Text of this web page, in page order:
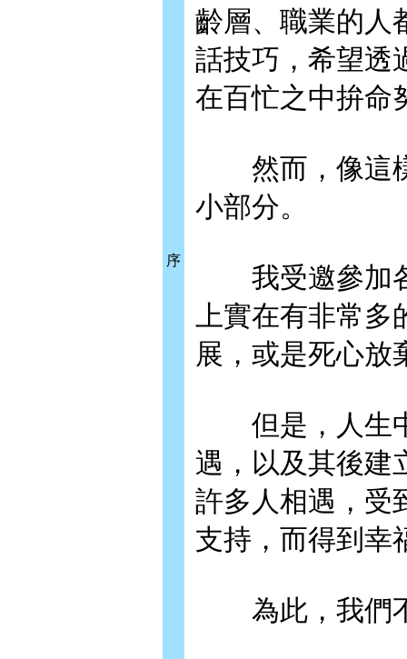
序
齡層、職業的人
話技巧，希望透
在百忙之中拚命
然而，像這樣
小部分。
我受邀參加各
上實在有非常多
展，或是死心放
但是，人生中
遇，以及其後建
許多人相遇，受
支持，而得到幸
為此，我們不